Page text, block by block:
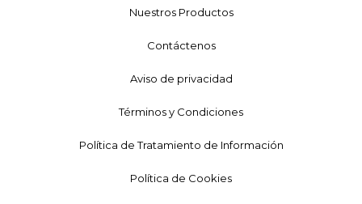
Nuestros Productos
Contáctenos
Aviso de privacidad
Términos y Condiciones
Política de Tratamiento de Información
Política de Cookies